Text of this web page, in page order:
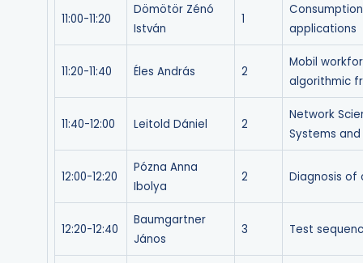
11:00-11:20
Dömötör Zénó
István
1
applications
11:20-11:40 Éles András 2
Mobil
algorithmic
11:40-12:00 Leitold Dániel 2
Network
Systems
12:00-12:20
Pózna Anna
Ibolya
2 Diagnosis of
12:20-12:40
Baumgartner
János
3 Test